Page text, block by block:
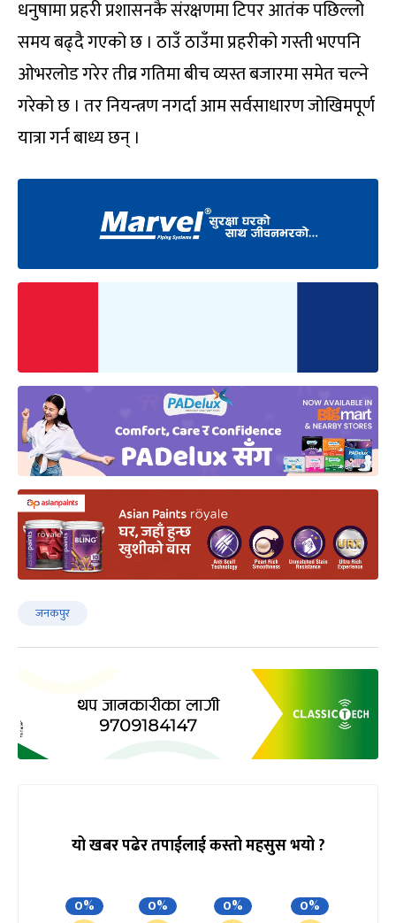
धनुषामा प्रहरी प्रशासनकै संरक्षणमा टिपर आतंक पछिल्लो
समय बढ्दै गएको छ । ठाउँ ठाउँमा प्रहरीको गस्ती भएपनि
ओभरलोड गरेर तीव्र गतिमा बीच व्यस्त बजारमा समेत चल्ने
गरेको छ । तर नियन्त्रण नगर्दा आम सर्वसाधारण जोखिमपूर्ण
यात्रा गर्न बाध्य छन् ।
जनकपुर
यो खबर पढेर तपाईलाई कस्तो महसुस भयो ?
0% 0% 0% 0%